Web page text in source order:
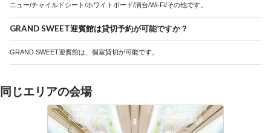
ニュー/チャイルドシート/ホワイトボード/演台/Wi-Fi/その他です。
GRAND SWEET迎賓館は貸切予約が可能ですか？
GRAND SWEET迎賓館は、個室貸切が可能です。
同じエリアの会場